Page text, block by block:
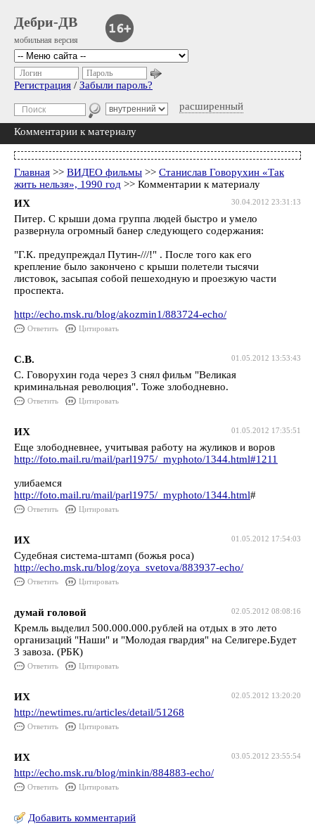
Дебри-ДВ
мобильная версия
расширенный
Логин Пароль
Регистрация / Забыли пароль?
Комментарии к материалу
Главная >> ВИДЕО фильмы >> Станислав Говорухин «Так
жить нельзя», 1990 год >> Комментарии к материалу
30.04.2012 23:31:13
ИХ
Питер. С крыши дома группа людей быстро и умело
развернула огромный банер следующего содержания:
"Г.К. предупреждал Путин-///!" . После того как его
крепление было закончено с крыши полетели тысячи
листовок, засыпая собой пешеходную и проезжую части
проспекта.
http://echo.msk.ru/blog/akozmin1/883724-echo/
Ответить Цитировать
01.05.2012 13:53:43
С.В.
С. Говорухин года через 3 снял фильм "Великая
криминальная революция". Тоже злободневно.
Ответить Цитировать
01.05.2012 17:35:51
ИХ
Еще злободневнее, учитывая работу на жуликов и воров
http://foto.mail.ru/mail/parl1975/_myphoto/1344.html#1211
улибаемся
http://foto.mail.ru/mail/parl1975/_myphoto/1344.html#
Ответить Цитировать
01.05.2012 17:54:03
ИХ
Судебная система-штамп (божья роса)
http://echo.msk.ru/blog/zoya_svetova/883937-echo/
Ответить Цитировать
02.05.2012 08:08:16
думай головой
Кремль выделил 500.000.000.рублей на отдых в это лето
организаций "Наши" и "Молодая гвардия" на Селигере.Будет
3 завоза. (РБК)
Ответить Цитировать
02.05.2012 13:20:20
ИХ
http://newtimes.ru/articles/detail/51268
Ответить Цитировать
03.05.2012 23:55:54
ИХ
http://echo.msk.ru/blog/minkin/884883-echo/
Ответить Цитировать
Добавить комментарий